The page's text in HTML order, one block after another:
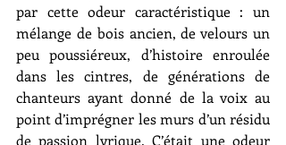
par cette odeur caractéristique : un
mélange de bois ancien, de velours un
peu poussiéreux, d’histoire enroulée
dans les cintres, de générations de
chanteurs ayant donné de la voix au
point d’imprégner les murs d’un résidu
de passion lyrique. C’était une odeur